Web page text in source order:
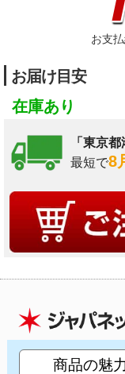
お支
お届け目安
在庫あり
「東京都
最短で8
商品の魅